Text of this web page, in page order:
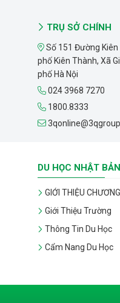
TRỤ SỞ CHÍNH
Số 151 Đường
phố Kiên Thành, Xã
phố Hà Nội
024 3968 7270
1800.8333
DU HỌC NHẬT BẢN
GIỚI THIỆU
Giới Thiệu Trường
Thông Tin Du Học
Cẩm Nang Du Học